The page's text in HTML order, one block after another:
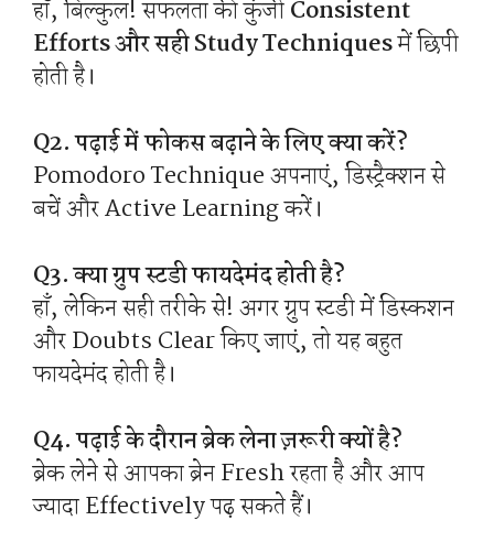
हाँ, बिल्कुल! सफलता की कुंजीConsistent
Efforts और सही Study Techniquesमें छिपी
होती है।
Q2. पढ़ाई में फोकस बढ़ाने के लिए क्या करें?
Pomodoro Technique अपनाएं, डिस्ट्रैक्शन से
बचें और Active Learning करें।
Q3. क्या ग्रुप स्टडी फायदेमंद होती है?
हाँ, लेकिन सही तरीके से! अगर ग्रुप स्टडी में डिस्कशन
और Doubts Clear किए जाएं, तो यह बहुत
फायदेमंद होती है।
Q4. पढ़ाई के दौरान ब्रेक लेना ज़रूरी क्यों है?
ब्रेक लेने से आपका ब्रेन Fresh रहता है और आप
ज्यादा Effectively पढ़ सकते हैं।